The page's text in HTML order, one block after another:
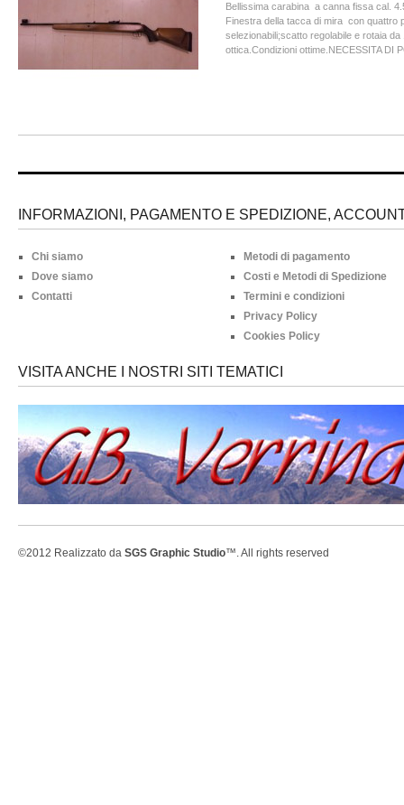
Bellissima carabina a canna fissa cal.
Finestra della tacca di mira con quattro
selezionabili;scatto regolabile e rotaia da
ottica.Condizioni ottime.NECESSITA DI
INFORMAZIONI, PAGAMENTO E SPEDIZIONE,
Chi siamo
Dove siamo
Contatti
Metodi di pagamento
Costi e Metodi di Spedizione
Termini e condizioni
Privacy Policy
Cookies Policy
VISITA ANCHE I NOSTRI SITI TEMATICI
©2012 Realizzato da SGS Graphic Studio™. All rights reserved